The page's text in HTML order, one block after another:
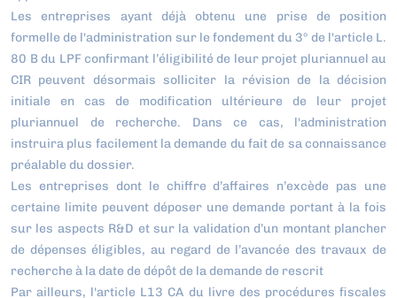
Les entreprises ayant déjà obtenu une prise de position
formelle de l'administration sur le fondement du 3° de l'article L.
80 B du LPF confirmant l’éligibilité de leur projet pluriannuel au
CIR peuvent désormais solliciter la révision de la décision
initiale en cas de modification ultérieure de leur projet
pluriannuel de recherche. Dans ce cas, l'administration
instruira plus facilement la demande du fait de sa connaissance
préalable du dossier.
Les entreprises dont le chiffre d’affaires n’excède pas une
certaine limite peuvent déposer une demande portant à la fois
sur les aspects R&D et sur la validation d’un montant plancher
de dépenses éligibles, au regard de l’avancée des travaux de
recherche à la date de dépôt de la demande de rescrit
Par ailleurs, l'article L13 CA du livre des procédures fiscales